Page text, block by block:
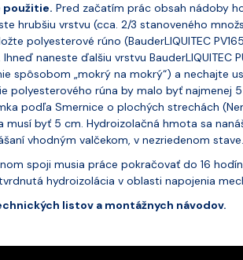
použitie. Pred začatím prác obsah nádoby
hrubšiu vrstvu (cca. 2/3 stanoveného
polyesterové rúno (BauderLIQUITEC
naneste ďalšiu vrstvu BauderLIQUITEC
spôsobom „mokrý na mokrý“) a nechajte
polyesterového rúna by malo byť najmenej
podľa Smernice o plochých strechách
musí byť 5 cm. Hydroizolačná hmota sa
vhodným valčekom, v nezriedenom stave.
spoji musia práce pokračovať do 16
hydroizolácia v oblasti napojenia
listov a montážnych návodov.